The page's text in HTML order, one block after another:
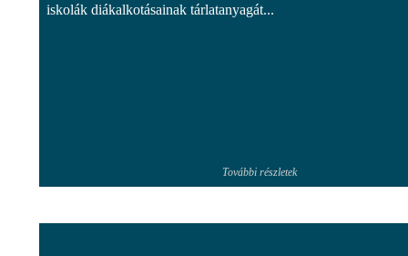
iskolák diákalkotásainak tárlatanyagát...
További részletek